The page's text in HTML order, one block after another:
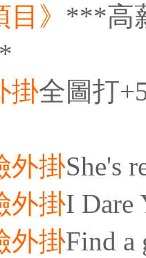
目》 ***高
掛全圖打
外掛She's
外掛I Dare
外掛Find a